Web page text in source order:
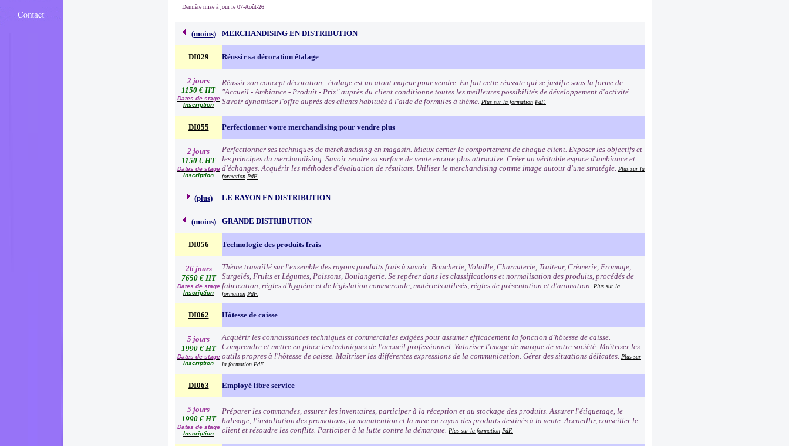
Dernière mise à jour le 07-Août-26
(moins) MERCHANDISING EN DISTRIBUTION
DI029 Réussir sa décoration étalage
2 jours
1150 € HT
Dates de stage
Inscription
Réussir son concept décoration - étalage est un atout majeur pour vendre. En fait cette réussite qui se justifie sous la forme de:
"Accueil - Ambiance - Produit - Prix" auprès du client conditionne toutes les meilleures possibilités de développement d'activité.
Savoir dynamiser l'offre auprès des clients habitués à l'aide de formules à thème. Plus sur la formation PdF.
DI055 Perfectionner votre merchandising pour vendre plus
2 jours
1150 € HT
Dates de stage
Inscription
Perfectionner ses techniques de merchandising en magasin. Mieux cerner le comportement de chaque client. Exposer les objectifs et
les principes du merchandising. Savoir rendre sa surface de vente encore plus attractive. Créer un véritable espace d'ambiance et
d'échanges. Acquérir les méthodes d'évaluation de résultats. Utiliser le merchandising comme image autour d'une stratégie. Plus sur la
formation PdF.
(plus) LE RAYON EN DISTRIBUTION
(moins) GRANDE DISTRIBUTION
DI056 Technologie des produits frais
26 jours
7650 € HT
Dates de stage
Inscription
Thème travaillé sur l'ensemble des rayons produits frais à savoir: Boucherie, Volaille, Charcuterie, Traiteur, Crèmerie, Fromage,
Surgelés, Fruits et Légumes, Poissons, Boulangerie. Se repérer dans les classifications et normalisation des produits, procédés de
fabrication, règles d'hygiène et de législation commerciale, matériels utilisés, règles de présentation et d'animation. Plus sur la
formation PdF.
DI062 Hôtesse de caisse
5 jours
1990 € HT
Dates de stage
Inscription
Acquérir les connaissances techniques et commerciales exigées pour assumer efficacement la fonction d'hôtesse de caisse.
Comprendre et mettre en place les techniques de l'accueil professionnel. Valoriser l'image de marque de votre société. Maîtriser les
outils propres à l'hôtesse de caisse. Maîtriser les différentes expressions de la communication. Gérer des situations délicates. Plus sur
la formation PdF.
DI063 Employé libre service
5 jours
1990 € HT
Dates de stage
Inscription
Préparer les commandes, assurer les inventaires, participer à la réception et au stockage des produits. Assurer l'étiquetage, le
balisage, l'installation des promotions, la manutention et la mise en rayon des produits destinés à la vente. Accueillir, conseiller le
client et résoudre les conflits. Participer à la lutte contre la démarque. Plus sur la formation PdF.